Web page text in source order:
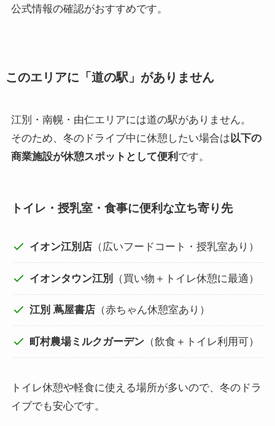
公式情報の確認がおすすめです。
このエリアに「道の駅」がありません
江別・南幌・由仁エリアには道の駅がありません。
そのため、冬のドライブ中に休憩したい場合は 以下の
商業施設が休憩スポットとして便利 です。
トイレ・授乳室・食事に便利な立ち寄り先
イオン江別店（広いフードコート・授乳室あり）
イオンタウン江別 （買い物＋トイレ休憩に最適）
江別 蔦屋書店（赤ちゃん休憩室あり）
町村農場ミルクガーデン（飲食＋トイレ利用可）
トイレ休憩や軽食に使える場所が多いので、冬のドラ
イブでも安心です。